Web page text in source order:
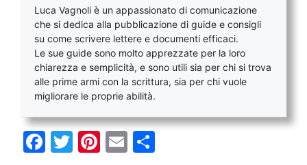
Luca Vagnoli è un appassionato di comunicazione
che si dedica alla pubblicazione di guide e consigli
su come scrivere lettere e documenti efficaci.
Le sue guide sono molto apprezzate per la loro
chiarezza e semplicità, e sono utili sia per chi si trova
alle prime armi con la scrittura, sia per chi vuole
migliorare le proprie abilità.
F
T
Pi E